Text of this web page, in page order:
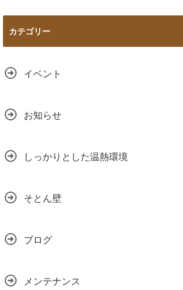
カテゴリー
イベント
お知らせ
しっかりとした温熱環境
そとん壁
ブログ
メンテナンス